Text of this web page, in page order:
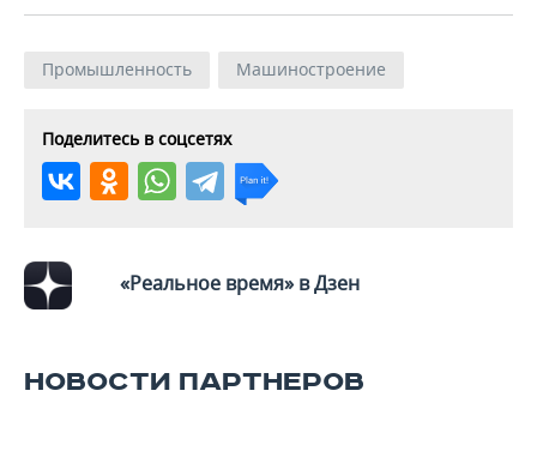
КИБЕРСПОРТ
ФИГУРНОЕ КАТАНИЕ
ХОККЕЙ С МЯЧОМ
КУЛЬТУРА
МЕДИЦИНА
ПРОИСШЕСТВИЯ
СПИСОК КОМПАНИЙ
Промышленность Машиностроение
Поделитесь в соцсетях
«Реальное время» в Дзен
НОВОСТИ ПАРТНЕРОВ